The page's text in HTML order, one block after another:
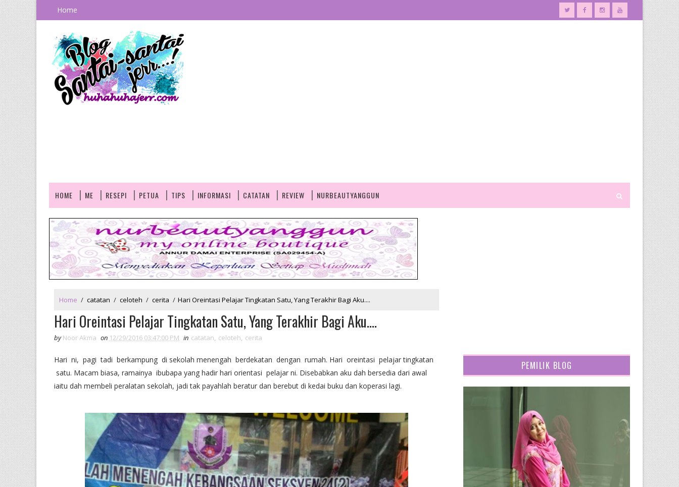
Home
HOME ME RESEPI PETUA TIPS INFORMASI CATATAN REVIEW NURBEAUTYANGGUN
Home / catatan / celoteh / cerita / Hari Oreintasi Pelajar Tingkatan Satu, Yang Terakhir Bagi Aku....
Hari Oreintasi Pelajar Tingkatan Satu, Yang Terakhir Bagi Aku....
by Noor Akma on 12/29/2016 03:47:00 PM in catatan, celoteh, cerita
Hari ni, pagi tadi berkampung di sekolah menengah berdekatan dengan rumah. Hari oreintasi pelajar tingkatan
satu. Macam biasa, ramainya ibubapa yang hadir hari orientasi pelajar ni. Disebabkan aku dah bersedia dari awal
iaitu dah membeli peralatan sekolah, jadi tak payahlah beratur dan berebut di kedai buku dan koperasi lagi.
PEMILIK BLOG